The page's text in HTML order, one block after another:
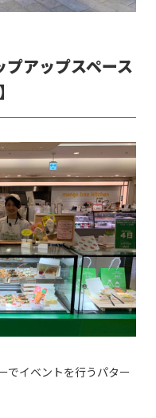
アップスペース
でイベントを行うパター